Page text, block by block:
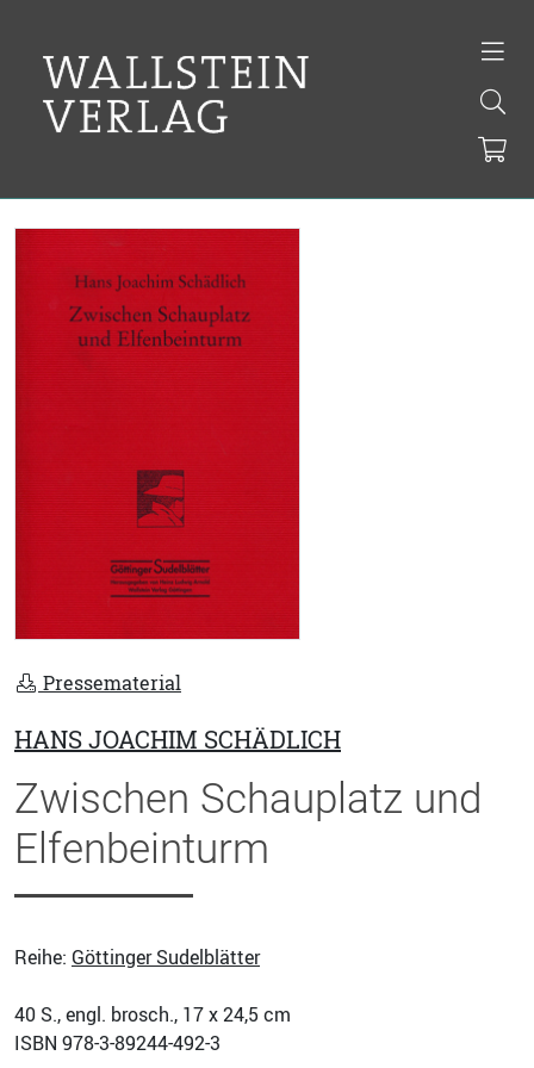
Pressematerial
HANS JOACHIM SCHÄDLICH
Zwischen Schauplatz und
Elfenbeinturm
Reihe: Göttinger Sudelblätter
40 S., engl. brosch., 17 x 24,5 cm
ISBN 978-3-89244-492-3